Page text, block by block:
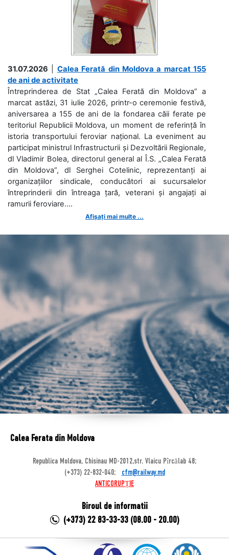
31.07.2026
Calea Ferată din Moldova a marcat 155
de ani de activitate
Întreprinderea de Stat „Calea Ferată din Moldova” a
marcat astăzi, 31 iulie 2026, printr-o ceremonie festivă,
aniversarea a 155 de ani de la fondarea căii ferate pe
teritoriul Republicii Moldova, un moment de referință în
istoria transportului feroviar național. La eveniment au
participat ministrul Infrastructurii și Dezvoltării Regionale,
dl Vladimir Bolea, directorul general al Î.S. „Calea Ferată
din Moldova”, dl Serghei Cotelinic, reprezentanți ai
organizațiilor sindicale, conducători ai sucursalelor
întreprinderii din întreaga țară, veterani și angajați ai
ramurii feroviare....
Afișați mai multe ...
Calea Ferata din Moldova
Republica Moldova, Chisinau MD-2012,str. Vlaicu Pîrcălab 48;
(+373) 22-832-040;
cfm@railway.md
ANTICORUPȚIE
Biroul de informatii
(+373) 22 83-33-33 (08.00 - 20.00)